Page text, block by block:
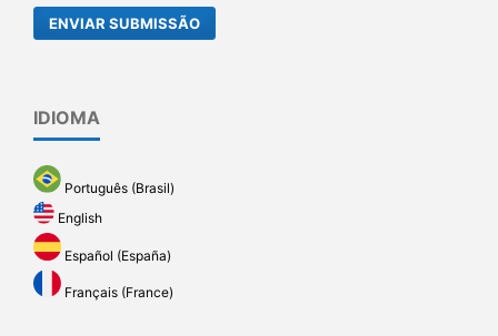
ENVIAR SUBMISSÃO
IDIOMA
Português (Brasil)
English
Español (España)
Français (France)